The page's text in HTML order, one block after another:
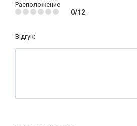
Расположение
0/12
Відгук: